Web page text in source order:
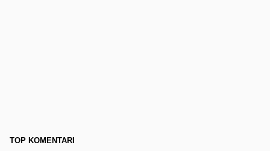
TOP KOMENTARI